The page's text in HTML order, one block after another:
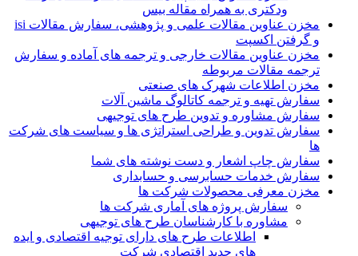
ودکتری به همراه مقاله بیس
مخزن عناوین مقالات علمی و پژوهشی، سفارش مقالات isi
و گرفتن اکسپت
مخزن عناوین مقالات خارجی و ترجمه های آماده و سفارش
ترجمه مقالات مربوطه
مخزن اطلاعات شهرک های صنعتی
سفارش تهیه و ترجمه کاتالوگ ماشین آلات
سفارش مشاوره و تدوین طرح های توجیهی
سفارش تدوین و طراحی استراتژی ها و سیاست های شرکت
ها
سفارش چاپ اشعار و دست نوشته های شما
سفارش خدمات حسابرسی و حسابداری
مخزن معرفی محصولات شرکت ها
سفارش پروژه های آماری شرکت ها
مشاوره با کارشناسان طرح های توجیهی
اطلاعات طرح های دارای توجیه اقتصادی و ایده
های جدید اقتصادی شرکت